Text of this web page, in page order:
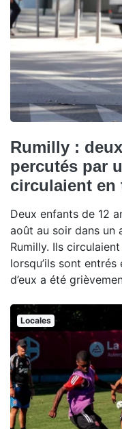
Rumilly :
percutés par
circulaient en
Deux enfants de 12
août au soir dans un
Rumilly. Ils
lorsqu’ils sont entrés
d’eux a été
Locales